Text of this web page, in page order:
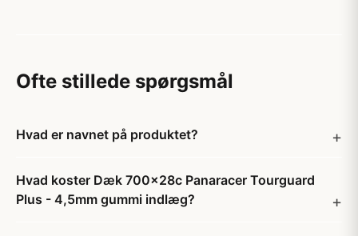
Ofte stillede spørgsmål
Hvad er navnet på produktet?
Hvad koster Dæk 700x28c Panaracer Tourguard
Plus - 4,5mm gummi indlæg?